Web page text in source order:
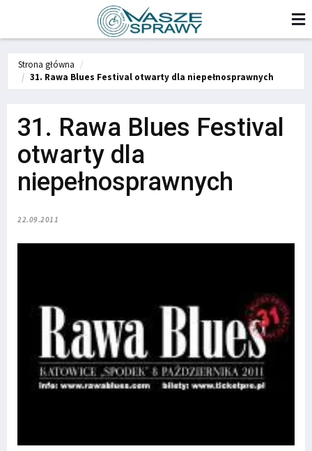
Strona główna
31. Rawa Blues Festival otwarty dla niepełnosprawnych
31. Rawa Blues Festival
otwarty dla
niepełnosprawnych
22.09.2011